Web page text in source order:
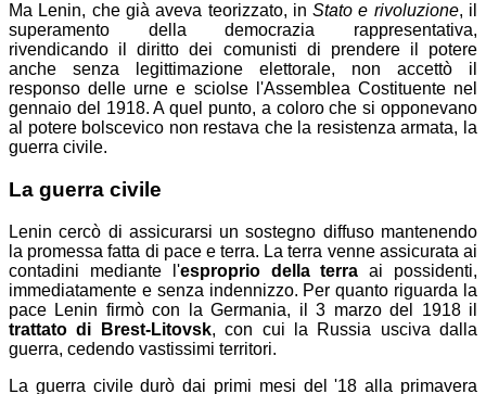
Ma Lenin, che già aveva teorizzato, inStato e rivoluzione, il
superamento della democrazia rappresentativa,
rivendicando il diritto dei comunisti di prendere il potere
anche senza legittimazione elettorale, non accettò il
responso delle urne e sciolse l'Assemblea Costituente nel
gennaio del 1918. A quel punto, a coloro che si opponevano
al potere bolscevico non restava che la resistenza armata, la
guerra civile.
La guerra civile
Lenin cercò di assicurarsi un sostegno diffuso mantenendo
la promessa fatta di pace e terra. La terra venne assicurata ai
contadini mediante l'esproprio della terra ai possidenti,
immediatamente e senza indennizzo. Per quanto riguarda la
pace Lenin firmò con la Germania, il 3 marzo del 1918 il
trattato di Brest-Litovsk, con cui la Russia usciva dalla
guerra, cedendo vastissimi territori.
La guerra civile durò dai primi mesi del '18 alla primavera